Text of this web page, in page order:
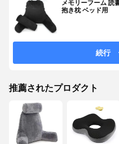
メモリーフーム 読
抱き枕 ベッド用
続行
推薦されたプロダクト